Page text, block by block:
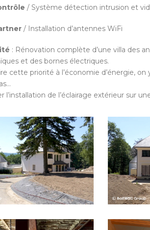
/ Système détection intrusion et
/ Installation d’antennes WiFi
: Rénovation complète d’une villa des
et des bornes électriques.
cette priorité à l’économie d’énergie,
l’installation de l’éclairage extérieur sur